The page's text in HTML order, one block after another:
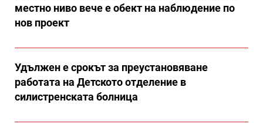
местно ниво вече е обект на наблюдение по
нов проект
Удължен е срокът за преустановяване
работата на Детското отделение в
силистренската болница